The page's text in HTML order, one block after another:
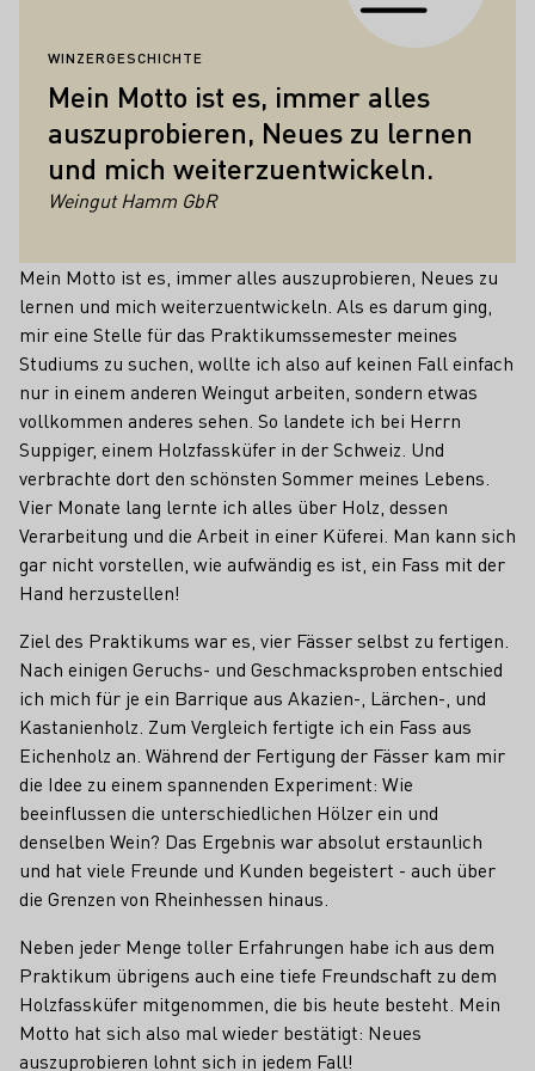
WINZERGESCHICHTE
Mein Motto ist es, immer alles
auszuprobieren, Neues zu lernen
und mich weiterzuentwickeln.
Weingut Hamm GbR
Mein Motto ist es, immer alles auszuprobieren, Neues zu
lernen und mich weiterzuentwickeln. Als es darum ging,
mir eine Stelle für das Praktikumssemester meines
Studiums zu suchen, wollte ich also auf keinen Fall einfach
nur in einem anderen Weingut arbeiten, sondern etwas
vollkommen anderes sehen. So landete ich bei Herrn
Suppiger, einem Holzfassküfer in der Schweiz. Und
verbrachte dort den schönsten Sommer meines Lebens.
Vier Monate lang lernte ich alles über Holz, dessen
Verarbeitung und die Arbeit in einer Küferei. Man kann sich
gar nicht vorstellen, wie aufwändig es ist, ein Fass mit der
Hand herzustellen!
Ziel des Praktikums war es, vier Fässer selbst zu fertigen.
Nach einigen Geruchs- und Geschmacksproben entschied
ich mich für je ein Barrique aus Akazien-, Lärchen-, und
Kastanienholz. Zum Vergleich fertigte ich ein Fass aus
Eichenholz an. Während der Fertigung der Fässer kam mir
die Idee zu einem spannenden Experiment: Wie
beeinflussen die unterschiedlichen Hölzer ein und
denselben Wein? Das Ergebnis war absolut erstaunlich
und hat viele Freunde und Kunden begeistert - auch über
die Grenzen von Rheinhessen hinaus.
Neben jeder Menge toller Erfahrungen habe ich aus dem
Praktikum übrigens auch eine tiefe Freundschaft zu dem
Holzfassküfer mitgenommen, die bis heute besteht. Mein
Motto hat sich also mal wieder bestätigt: Neues
auszuprobieren lohnt sich in jedem Fall!